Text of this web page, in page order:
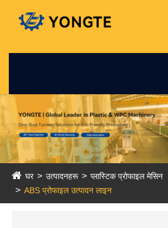
घर उत्पादनहरू
प्लास्टिक प्रोफाइल मेसिन
ABS प्रोफाइल उत्पादन लाइन